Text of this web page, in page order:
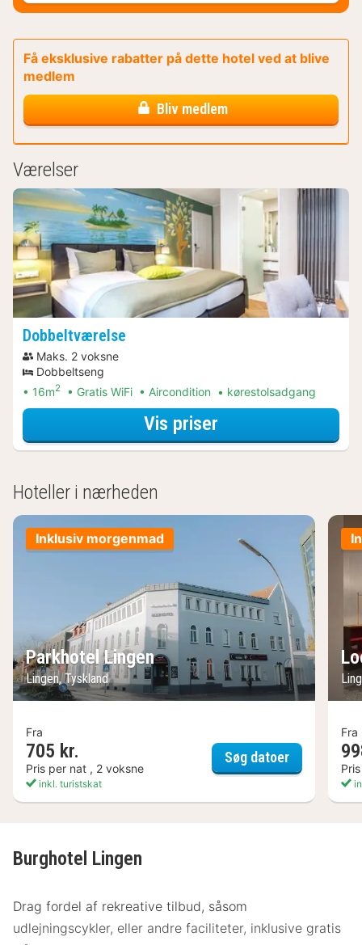
Få eksklusive rabatter på dette hotel ved at blive
medlem
Bliv medlem
Værelser
Dobbeltværelse
Maks. 2 voksne
Dobbeltseng
16m2 Gratis WiFi Aircondition kørestolsadgang
Vis priser
Hoteller i nærheden
Inklusiv morgenmad
Parkhotel Lingen
Lingen, Tyskland
Fra
705 kr.
Pris per nat , 2 voksne
inkl. turistskat
Søg datoerParkhotel
Fra
Burghotel Lingen
Drag fordel af rekreative tilbud, såsom
udlejningscykler, eller andre faciliteter, inklusive gratis